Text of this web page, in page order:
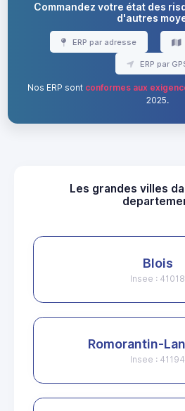
Commandez votre état des
d'autres
ERP par adresse
ERP par
Nos ERP sont conformes aux
2025.
Les grandes villes
Blois
Insee : 41018
Romorantin-
Insee : 41194